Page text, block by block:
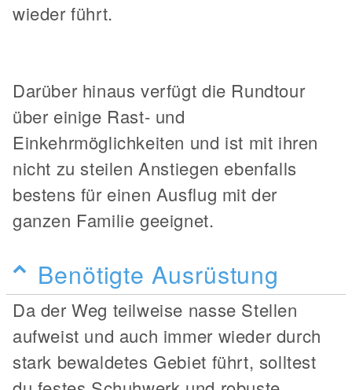
wieder führt.
Darüber hinaus verfügt die Rundtour
über einige Rast- und
Einkehrmöglichkeiten und ist mit ihren
nicht zu steilen Anstiegen ebenfalls
bestens für einen Ausflug mit der
ganzen Familie geeignet.
Benötigte Ausrüstung
Da der Weg teilweise nasse Stellen
aufweist und auch immer wieder durch
stark bewaldetes Gebiet führt, solltest